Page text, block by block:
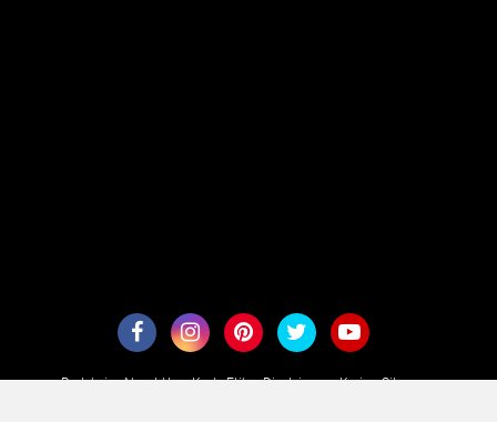
Redaksi About Us Kode Etik Disclaimer Karir
Sitemaps